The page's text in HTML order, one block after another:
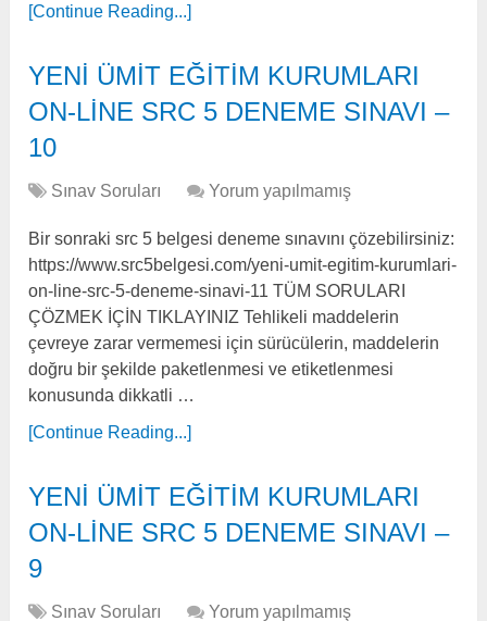
[Continue Reading...]
YENİ ÜMİT EĞİTİM KURUMLARI
ON-LİNE SRC 5 DENEME SINAVI –
10
Sınav Soruları Yorum yapılmamış
Bir sonraki src 5 belgesi deneme sınavını çözebilirsiniz:
https://www.src5belgesi.com/yeni-umit-egitim-kurumlari-
on-line-src-5-deneme-sinavi-11 TÜM SORULARI
ÇÖZMEK İÇİN TIKLAYINIZ Tehlikeli maddelerin
çevreye zarar vermemesi için sürücülerin, maddelerin
doğru bir şekilde paketlenmesi ve etiketlenmesi
konusunda dikkatli …
[Continue Reading...]
YENİ ÜMİT EĞİTİM KURUMLARI
ON-LİNE SRC 5 DENEME SINAVI –
9
Sınav Soruları Yorum yapılmamış